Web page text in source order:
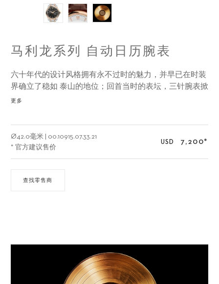
马利龙系列 自动日历腕表
六十年代的设计风格拥有永不过时的魅力，并早已在时装
界确立了稳如 泰山的地位；回首当时的表坛，三针腕表掀
起一时之风，对当今腕表设计 的影响力至今仍历久不衰。
更多
Ø42.0毫米
00.10915.07.33.21
* 官方建议售价
USD 7,200*
查找零售商